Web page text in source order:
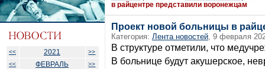
<< 2021
>>
<<
ФЕВРАЛЬ >>
в райцентре представили воронежцам
Проект новой больницы в
Категория: Лента новостей, 9 февраля
В структуре отметили, что
В больнице будут акушерское,